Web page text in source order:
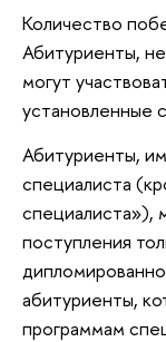
Количество
Абитуриенты,
могут
установленные
Абитуриенты,
специалиста
специалиста»),
поступления
абитуриенты,
программам